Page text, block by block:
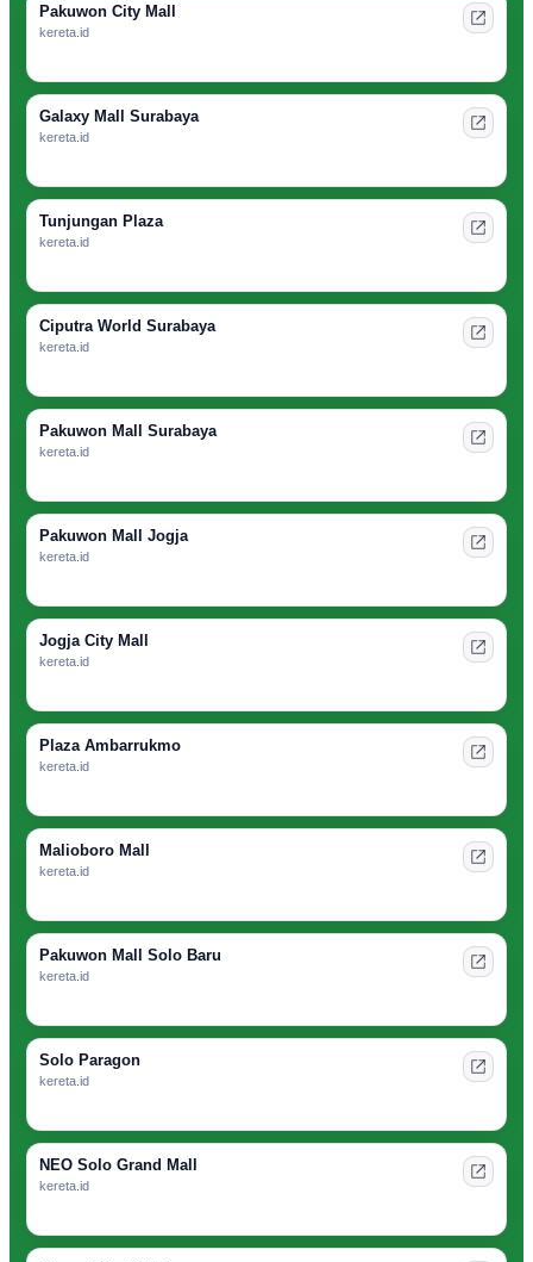
Pakuwon City Mall
kereta.id
Galaxy Mall Surabaya
kereta.id
Tunjungan Plaza
kereta.id
Ciputra World Surabaya
kereta.id
Pakuwon Mall Surabaya
kereta.id
Pakuwon Mall Jogja
kereta.id
Jogja City Mall
kereta.id
Plaza Ambarrukmo
kereta.id
Malioboro Mall
kereta.id
Pakuwon Mall Solo Baru
kereta.id
Solo Paragon
kereta.id
NEO Solo Grand Mall
kereta.id